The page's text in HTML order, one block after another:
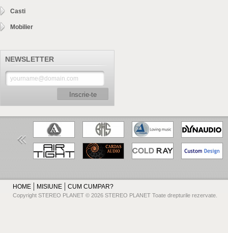
Casti
Mobilier
NEWSLETTER
Inscrie-te
HOME MISIUNE CUM CUMPAR?
Copyright STEREO PLANET © 2026 STEREO PLANET Toate drepturile rezervate.